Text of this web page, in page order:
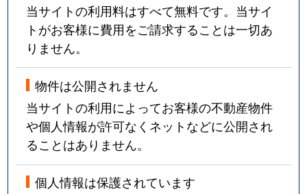
当サイトの利用料はすべて無料です。当サイ
トがお客様に費用をご請求することは一切あ
りません。
物件は公開されません
当サイトの利用によってお客様の不動産物件
や個人情報が許可なくネットなどに公開され
ることはありません。
個人情報は保護されています